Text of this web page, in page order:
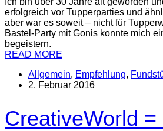
erfolgreich vor Tupperparties und
aber war es soweit – nicht für
Bastel-Party mit Gonis konnte mich
begeistern.
READ MORE
Allgemein, Empfehlung,
2. Februar 2016
CreativeWorld =